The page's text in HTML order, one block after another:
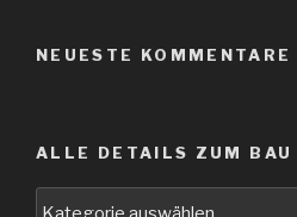
NEUESTE KOMMENTARE
ALLE DETAILS ZUM BAU